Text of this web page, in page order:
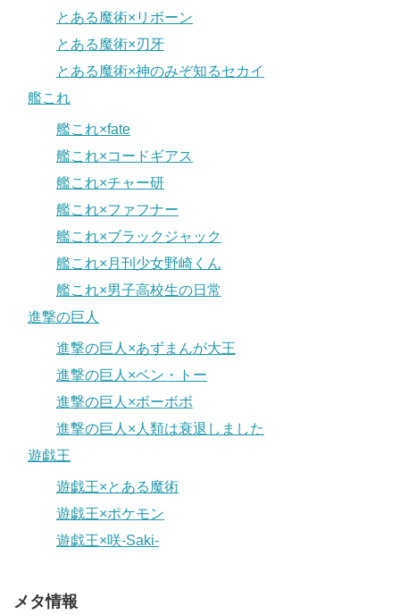
とある魔術×リボーン
とある魔術×刃牙
とある魔術×神のみぞ知るセカイ
艦これ
艦これ×fate
艦これ×コードギアス
艦これ×チャー研
艦これ×ファフナー
艦これ×ブラックジャック
艦これ×月刊少女野崎くん
艦これ×男子高校生の日常
進撃の巨人
進撃の巨人×あずまんが大王
進撃の巨人×ベン・トー
進撃の巨人×ボーボボ
進撃の巨人×人類は衰退しました
遊戯王
遊戯王×とある魔術
遊戯王×ポケモン
遊戯王×咲-Saki-
メタ情報